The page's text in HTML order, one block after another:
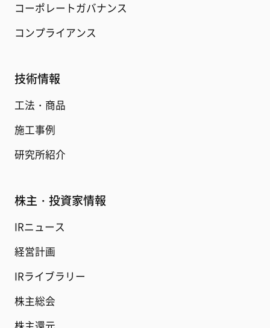
コーポレートガバナンス
コンプライアンス
技術情報
工法・商品
施工事例
研究所紹介
株主・投資家情報
IRニュース
経営計画
IRライブラリー
株主総会